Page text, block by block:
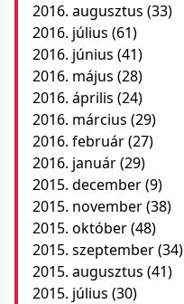
2016. augusztus (33)
2016. július (61)
2016. június (41)
2016. május (28)
2016. április (24)
2016. március (29)
2016. február(27)
2016. január(29)
2015. december(9)
2015. november(38)
2015. október(48)
2015. szeptember(34)
2015. augusztus (41)
2015. július (30)